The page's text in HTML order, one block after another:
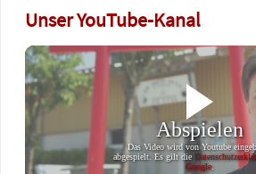
Unser YouTube-Kanal